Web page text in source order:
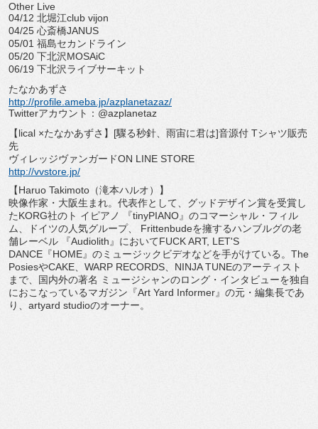
Other Live
04/12 北堀江club vijon
04/25 心斎橋JANUS
05/01 福島セカンドライン
05/20 下北沢MOSAiC
06/19 下北沢ライブサーキット
たなかあずさ
http://profile.ameba.jp/azplanetazaz/
Twitterアカウント：@azplanetaz
【lical ×たなかあずさ】[驟る秒針、雨宙に君は]音源付 Tシャツ販売
先
ヴィレッジヴァンガードON LINE STORE
http://vvstore.jp/
【Haruo Takimoto（滝本ハルオ）】
映像作家・大阪生まれ。代表作として、グッドデザイン賞を受賞し
たKORG社のト イピアノ 『tinyPIANO』のコマーシャル・フィル
ム、ドイツの人気グループ、 Frittenbudeを擁するハンブルグの老
舗レーベル 『Audiolith』においてFUCK ART, LET'S
DANCE『HOME』のミュージックビデオなどを手がけている。The
PosiesやCAKE、WARP RECORDS、NINJA TUNEのアーティスト
まで、国内外の著名 ミュージシャンのロング・インタビューを独自
におこなっているマガジン『Art Yard Informer』の元・編集長であ
り、artyard studioのオーナー。